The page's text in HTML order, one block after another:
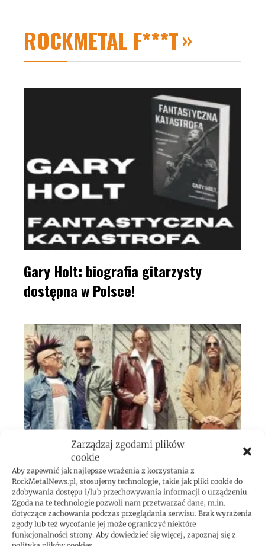
Zarządzaj zgodami plików
cookie
Aby zapewnić jak najlepsze wrażenia z korzystania z
RockMetalNews.pl, stosujemy technologie, takie jak pliki cookie do
zdobywania dostępu i/lub przechowywania informacji o urządzeniu.
Zgoda na te technologie pozwoli nam przetwarzać dane, m.in.
dotyczące zachowania podczas przeglądania serwisu. Brak wyrażenia
zgody lub też wycofanie jej może ograniczyć niektóre
funkcjonalności strony. Aby dowiedzieć się więcej, zapoznaj się z
ROCKMETAL F***T
Gary Holt: biografia gitarzysty
dostępna w Polsce!
Mężczyzna wspiął się na wieżowiec w
Taipej! Podczas wspinaczki słuchał